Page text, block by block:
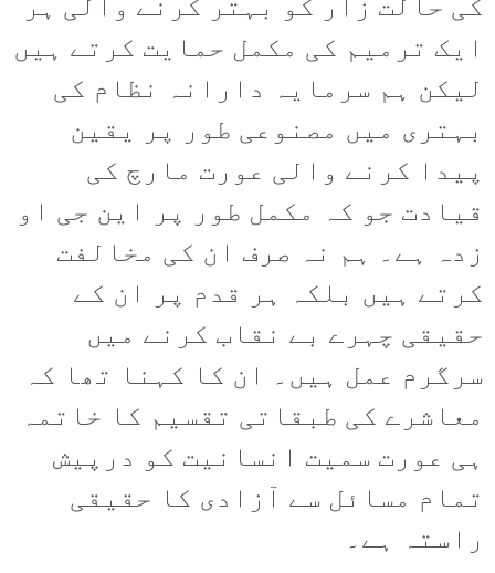
کی حالت زار کو بہتر کرنے والی ہر
ایک ترمیم کی مکمل حمایت کرتے ہیں
لیکن ہم سرمایہ دارانہ نظام کی
بہتری میں مصنوعی طور پر یقین
پیدا کرنے والی عورت مارچ کی
قیادت جو کہ مکمل طور پر این جی او
زدہ ہے۔ ہم نہ صرف ان کی مخالفت
کرتے ہیں بلکہ ہر قدم پر ان کے
حقیقی چہرے بے نقاب کرنے میں
سرگرم عمل ہیں۔ ان کا کہنا تھا کہ
معاشرے کی طبقاتی تقسیم کا خاتمہ
ہی عورت سمیت انسانیت کو درپیش
تمام مسائل سے آزادی کا حقیقی
راستہ ہے۔